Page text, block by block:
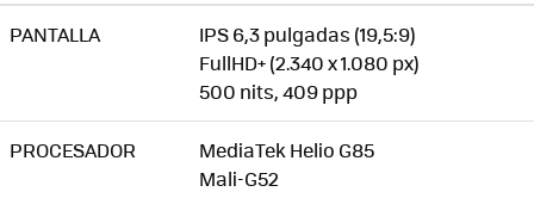
PANTALLA
IPS 6,3 pulgadas (19,5:9)
FullHD+ (2.340 x 1.080 px)
500 nits, 409 ppp
PROCESADOR
MediaTek Helio G85
Mali-G52